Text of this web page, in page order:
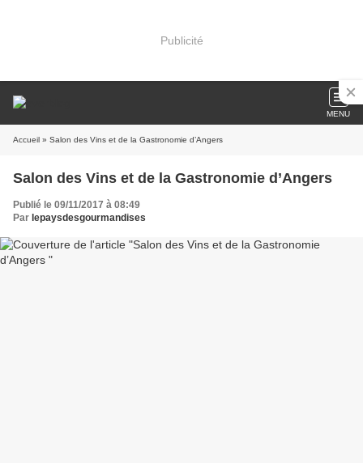
Publicité
MENU
Accueil » Salon des Vins et de la Gastronomie d’Angers
Salon des Vins et de la Gastronomie d’Angers
Publié le 09/11/2017 à 08:49
Par lepaysdesgourmandises